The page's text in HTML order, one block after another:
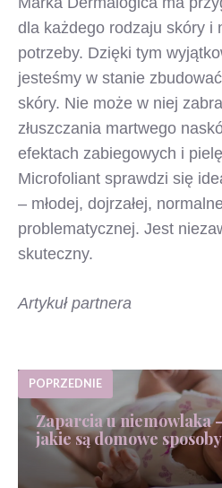
dla każdego rodzaju skóry i
potrzeby. Dzięki tym
jesteśmy w stanie
skóry. Nie może w niej
złuszczania martwego
efektach zabiegowych i
Microfoliant sprawdzi się
– młodej, dojrzałej,
problematycznej. Jest
skuteczny.
Artykuł partnera
POPRZEDNIE
Zaparcia u niemowlaka
jakie są domowe